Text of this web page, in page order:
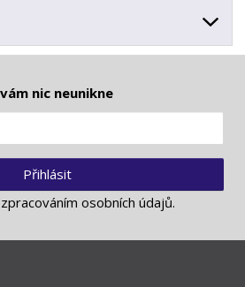
nic neunikne
Přihlásit
zpracováním osobních údajů.